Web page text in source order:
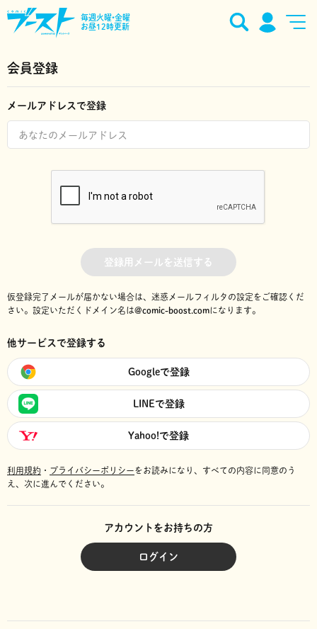
毎週火曜•金曜
お昼12時更新
会員登録
メールアドレスで登録
登録用メールを送信する
仮登録完了メールが届かない場合は、迷惑メールフィルタの設定をご確認くだ
さい。 設定いただくドメイン名は@comic-boost.comになります。
他サービスで登録する
Googleで登録
LINEで登録
Yahoo!で登録
利用規約 ・ プライバシーポリシーをお読みになり、 すべての内容に同意のう
え、次に進んでください。
アカウントをお持ちの方
ログイン